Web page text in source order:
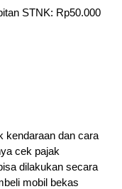
STNK: Rp50.000
kendaraan dan cara
cek pajak
dilakukan secara
mobil bekas